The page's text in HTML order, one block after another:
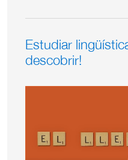
Estudiar
descobrir!